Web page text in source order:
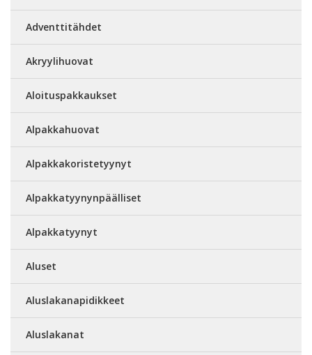
Adventtitähdet
Akryylihuovat
Aloituspakkaukset
Alpakkahuovat
Alpakkakoristetyynyt
Alpakkatyynynpäälliset
Alpakkatyynyt
Aluset
Aluslakanapidikkeet
Aluslakanat